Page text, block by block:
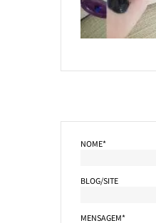
NOME*
BLOG/SITE
MENSAGEM*